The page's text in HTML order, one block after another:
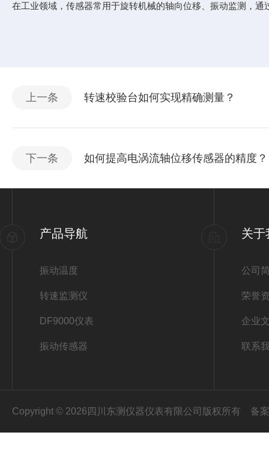
在工业领域，传感器常用于旋转机械的轴向位移、振动监测，
上一条 转速校验台如何实现精确测量？
下一条 如何提高电涡流轴位移传感器的精度？
产品导航
振动温度
转速监测仪
DF9000仪表
振动传感器
关于
公司
荣誉
企业
联系
Copyright © 2026四川东测仪器仪表有限公司版权所有 备